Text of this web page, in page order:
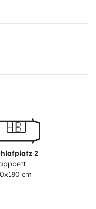
In the
you need for a
where the truck is.
10). If you have any
Soline
2
cm